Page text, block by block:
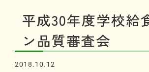
平成30年度学校給
ン品質審査会
2018.10.12